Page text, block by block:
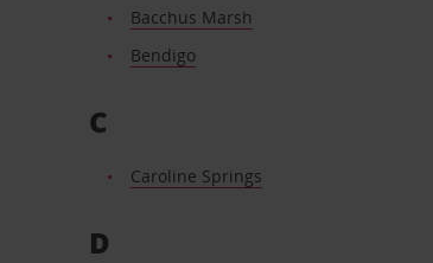
Bacchus Marsh
Bendigo
C
Caroline Springs
D